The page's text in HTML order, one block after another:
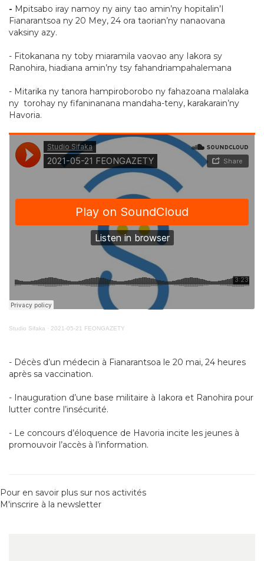
- Mpitsabo iray namoy ny ainy tao amin’ny hopitalin’I
Fianarantsoa ny 20 Mey, 24 ora taorian’ny nanaovana
vaksiny azy.
- Fitokanana ny toby miaramila vaovao any Iakora sy
Ranohira, hiadiana amin’ny tsy fahandriampahalemana
- Mitarika ny tanora hampiroborobo ny fahazoana malalaka
ny torohay ny fifaninanana mandaha-teny, karakarain’ny
Havoria.
Studio Sifaka · 2021-05-21 FEONGAZETY
- Décès d’un médecin à Fianarantsoa le 20 mai, 24 heures
après sa vaccination.
- Inauguration d’une base militaire à Iakora et Ranohira pour
lutter contre l’insécurité.
- Le concours d’éloquence de Havoria incite les jeunes à
promouvoir l’accès à l’information.
Pour en savoir plus sur nos activités
M'inscrire à la newsletter